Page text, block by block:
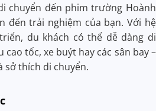
chuyển đến phim trường Hoành
đến trải nghiệm của bạn. Với hệ
du khách có thể dễ dàng di
cao tốc, xe buýt hay các sân bay –
sở thích di chuyển.